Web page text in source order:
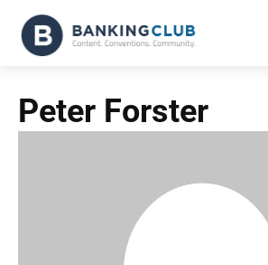
Peter Forster